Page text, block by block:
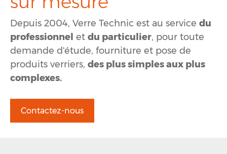
Depuis 2004, Verre Technic est au service du
professionnel et du particulier, pour toute
demande d'étude, fourniture et pose de
produits verriers, des plus simples aux plus
complexes.
Contactez-nous